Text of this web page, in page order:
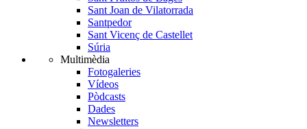
Sant Joan de Vilatorrada
Santpedor
Sant Vicenç de Castellet
Súria
Multimèdia
Fotogaleries
Vídeos
Pòdcasts
Dades
Newsletters